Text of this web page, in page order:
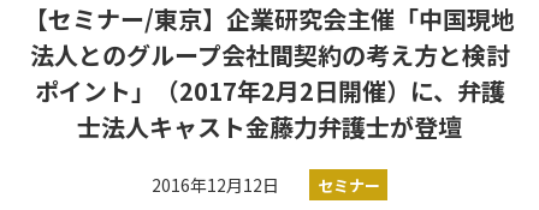
【セミナー/東京】企業研究会主催「中国現地
法人とのグループ会社間契約の考え方と検討
ポイント」（2017年2月2日開催）に、弁護
士法人キャスト金藤力弁護士が登壇
2016年12月12日 セミナー